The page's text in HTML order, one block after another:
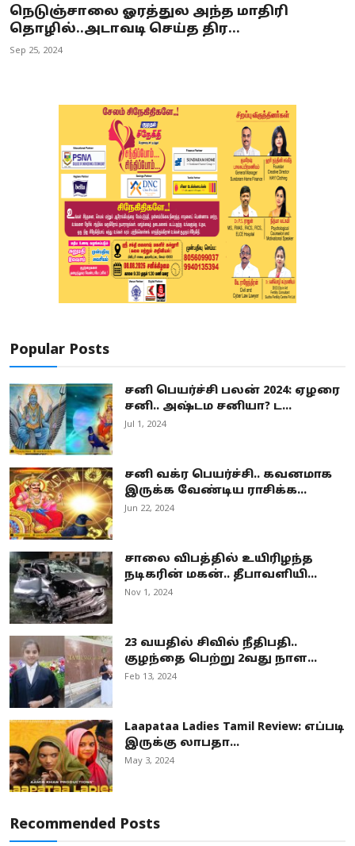
நெடுஞ்சாலை ஓரத்துல அந்த மாதிரி
தொழில்..அடாவடி செய்த திர...
Sep 25, 2024
Popular Posts
சனி பெயர்ச்சி பலன் 2024: ஏழரை
சனி.. அஷ்டம சனியா? ட...
Jul 1, 2024
சனி வக்ர பெயர்ச்சி.. கவனமாக
இருக்க வேண்டிய ராசிக்க...
Jun 22, 2024
சாலை விபத்தில் உயிரிழந்த
நடிகரின் மகன்.. தீபாவளியி...
Nov 1, 2024
23 வயதில் சிவில் நீதிபதி..
குழந்தை பெற்று 2வது நாள...
Feb 13, 2024
Laapataa Ladies Tamil Review: எப்படி
இருக்கு லாபதா...
May 3, 2024
Recommended Posts